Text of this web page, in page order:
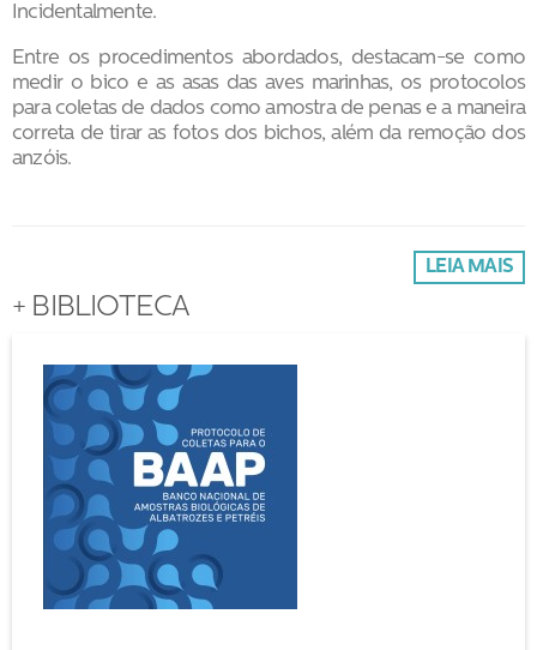
Incidentalmente.
Entre os procedimentos abordados, destacam-se como
medir o bico e as asas das aves marinhas, os protocolos
para coletas de dados como amostra de penas e a maneira
correta de tirar as fotos dos bichos, além da remoção dos
anzóis.
LEIA MAIS
+ BIBLIOTECA